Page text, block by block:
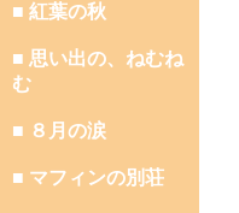
■ 紅葉の秋
■ 思い出の、ねむね
む
■ ８月の涙
■ マフィンの別荘